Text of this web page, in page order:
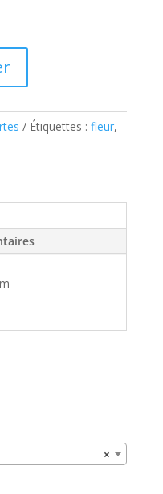
Étiquettes : fleur,
×